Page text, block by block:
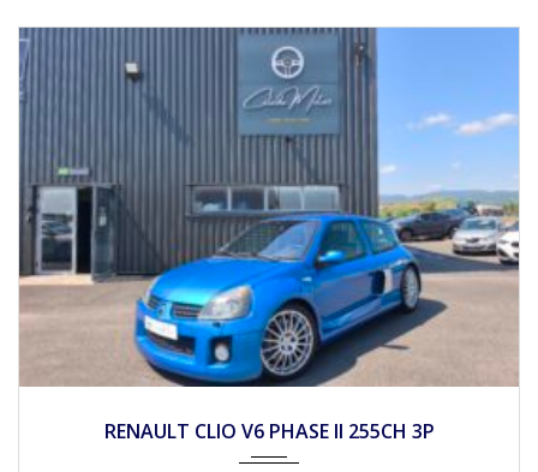
RENAULT MEGANE IV 1.5 BLUE DCI 115ch TECHNO
EDC